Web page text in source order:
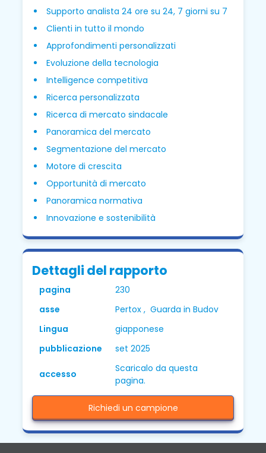
Supporto analista 24 ore su 24, 7 giorni su 7
Clienti in tutto il mondo
Approfondimenti personalizzati
Evoluzione della tecnologia
Intelligence competitiva
Ricerca personalizzata
Ricerca di mercato sindacale
Panoramica del mercato
Segmentazione del mercato
Motore di crescita
Opportunità di mercato
Panoramica normativa
Innovazione e sostenibilità
Dettagli del rapporto
pagina
230
asse
Pertox , Guarda in Budov
Lingua
giapponese
pubblicazione
set 2025
accesso
Scaricalo da questa
pagina.
Richiedi un campione